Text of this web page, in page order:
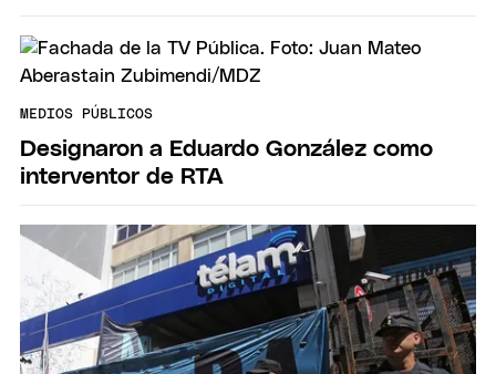
MEDIOS PÚBLICOS
Designaron a Eduardo González como
interventor de RTA